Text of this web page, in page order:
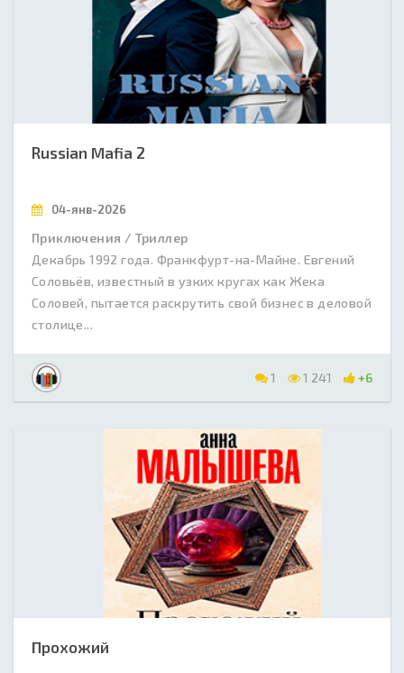
Russian Mafia 2
04-янв-2026
Приключения / Триллер
Декабрь 1992 года. Франкфурт-на-Майне. Евгений
Соловьёв, известный в узких кругах как Жека
Соловей, пытается раскрутить свой бизнес в деловой
столице...
1 1 241 +6
Прохожий